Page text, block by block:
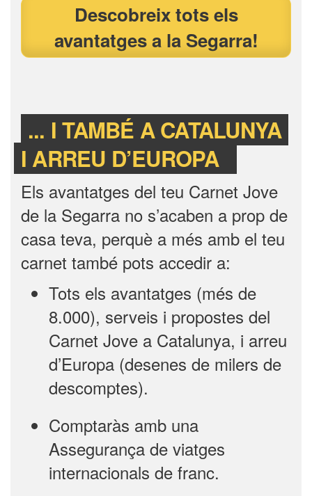
Descobreix tots els
avantatges a la Segarra!
... I TAMBÉ A CATALUNYA
I ARREU D’EUROPA
Els avantatges del teu Carnet Jove
de la Segarra no s’acaben a prop de
casa teva, perquè a més amb el teu
carnet també pots accedir a:
Tots els avantatges (més de
8.000), serveis i propostes del
Carnet Jove a Catalunya, i arreu
d’Europa (desenes de milers de
descomptes).
Comptaràs amb una
Assegurança de viatges
internacionals de franc.